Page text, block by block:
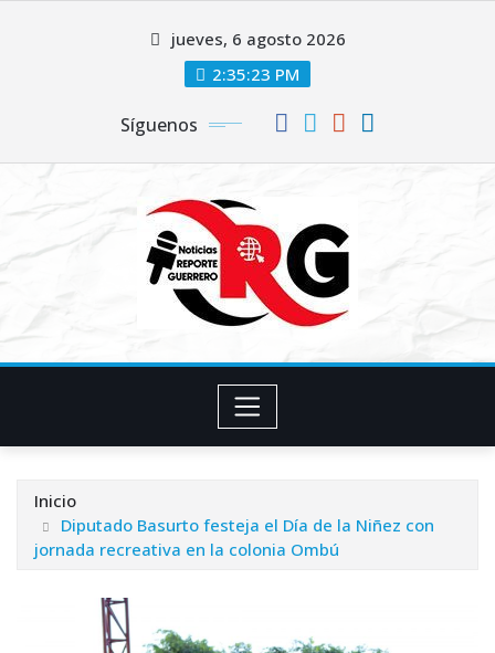
jueves, 6 agosto 2026
2:35:23 PM
Síguenos
Inicio
Diputado Basurto festeja el Día de la Niñez con
jornada recreativa en la colonia Ombú